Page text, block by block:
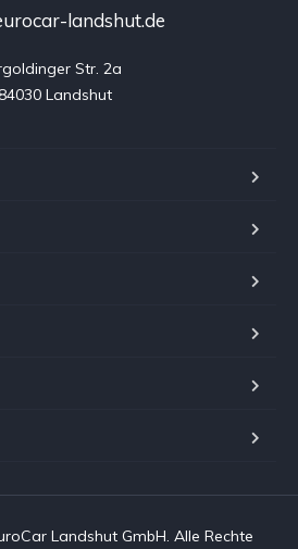
landshut.de
Str. 2a
Landshut
Landshut GmbH. Alle Rechte